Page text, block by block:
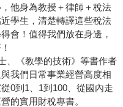
他身為教授＋律師＋稅法
學生，清楚轉譯這些稅法
會！值得我們放在身邊，
《教學的技術》等書作者
我們日常事業經營高度相
0到1、1到100、從國內走
的實用財稅專書。